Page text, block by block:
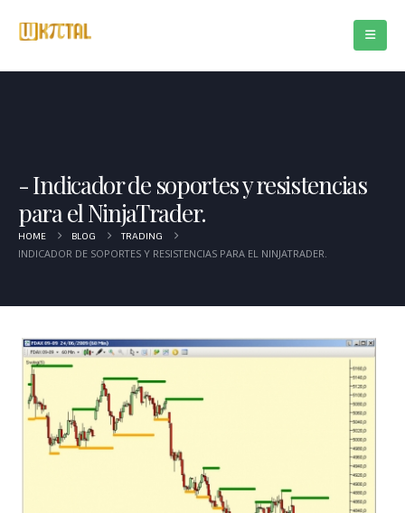
Indicador de soportes y resistencias
para el NinjaTrader.
HOME BLOG TRADING
INDICADOR DE SOPORTES Y RESISTENCIAS PARA EL NINJATRADER.